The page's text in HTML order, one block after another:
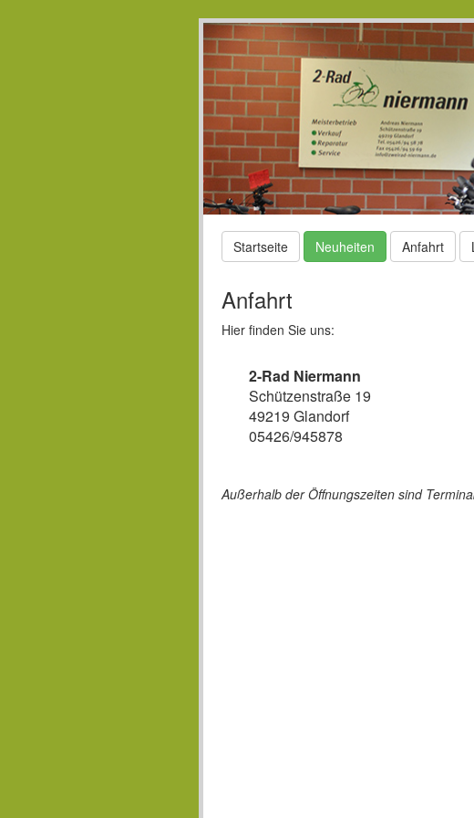
Startseite Neuheiten Anfahrt
Anfahrt
Hier finden Sie uns:
2-Rad Niermann
Schützenstraße 19
49219 Glandorf
05426/945878
Außerhalb der Öffnungszeiten sind